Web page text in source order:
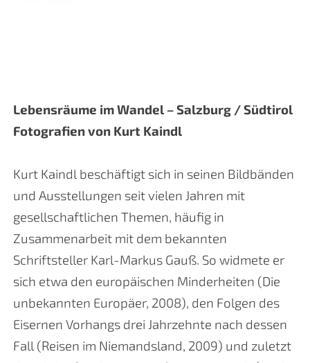
Lebensräume im Wandel – Salzburg / Südtirol
Fotografien von Kurt Kaindl
Kurt Kaindl beschäftigt sich in seinen Bildbänden
und Ausstellungen seit vielen Jahren mit
gesellschaftlichen Themen, häufig in
Zusammenarbeit mit dem bekannten
Schriftsteller Karl-Markus Gauß. So widmete er
sich etwa den europäischen Minderheiten (Die
unbekannten Europäer, 2008), den Folgen des
Eisernen Vorhangs drei Jahrzehnte nach dessen
Fall (Reisen im Niemandsland, 2009) und zuletzt